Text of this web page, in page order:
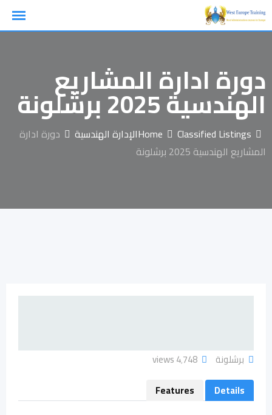
Skip
to
دورة ادارة المشاريع
الهندسية 2025 برشلونة
Home Classified Listings الإدارة الهندسية
دورة ادارة
المشاريع الهندسية 2025 برشلونة
برشلونة
4٬748 views
Details
Features